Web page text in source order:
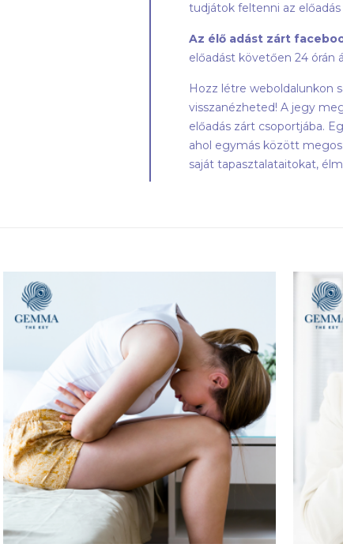
tudjátok feltenni az
Az élő adást zárt
előadást követően 24 órán
Hozz létre weboldalunkon
visszanézheted! A jegy
előadás zárt csoportjába.
ahol egymás között
saját tapasztalataitokat,